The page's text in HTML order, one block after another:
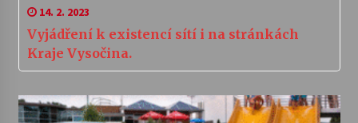
14. 2. 2023
Vyjádření k existencí sítí i na stránkách
Kraje Vysočina.